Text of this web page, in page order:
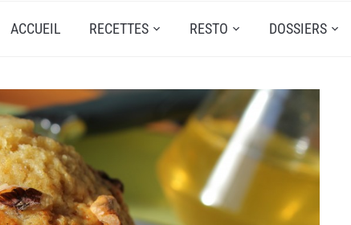
ACCUEIL RECETTES RESTO DOSSIERS